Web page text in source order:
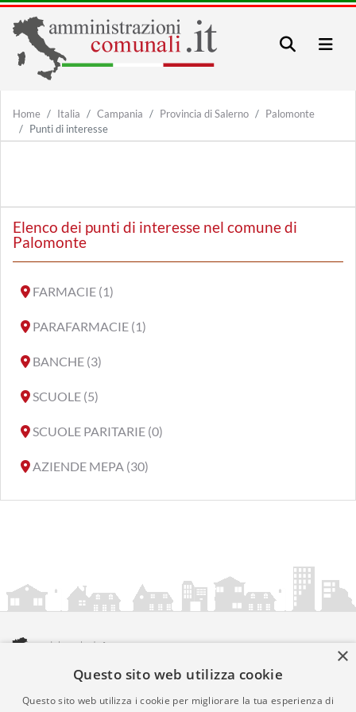
Home Italia Campania Provincia di Salerno
Palomonte
Punti di interesse
Elenco dei punti di interesse nel comune di
Palomonte
FARMACIE (1)
PARAFARMACIE (1)
BANCHE (3)
SCUOLE (5)
SCUOLE PARITARIE (0)
AZIENDE MEPA (30)
amministrazionicomunali.it è una iniziativa diartemedia.it
© Copyright MMXXIV - P.IVA 05400000724
×
Questo sito web utilizza cookie
Questo sito web utilizza i cookie per migliorare la tua esperienza di